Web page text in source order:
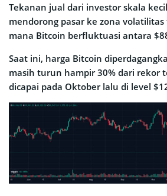
Tekanan jual dari investor skala
mendorong pasar ke zona
mana Bitcoin berfluktuasi antara
Saat ini, harga Bitcoin
masih turun hampir 30% dari rekor
dicapai pada Oktober lalu di level